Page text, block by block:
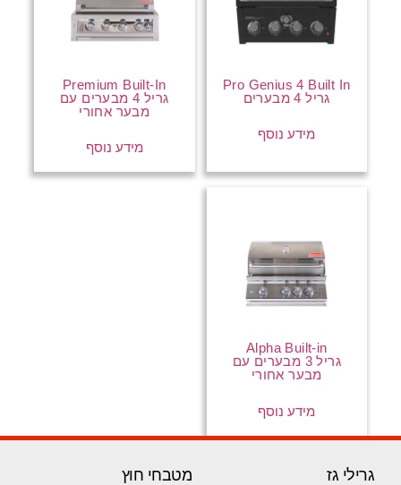
Pro Genius 4 Built In
גריל 4 מבערים
מידע נוסף
Premium Built-In
גריל 4 מבערים עם
מבער אחורי
מידע נוסף
Alpha Built-in
גריל 3 מבערים עם
מבער אחורי
מידע נוסף
גרילי גז מטבחי חוץ